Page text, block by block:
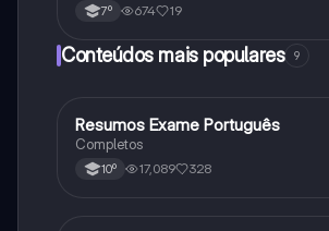
7º 674 19
Conteúdos mais populares 9
Português
Resumos Exame Português
Completos
10º 17,089 328